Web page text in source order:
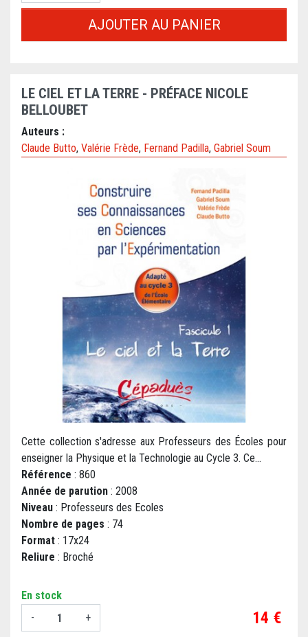
AJOUTER AU PANIER
LE CIEL ET LA TERRE - PRÉFACE NICOLE
BELLOUBET
Auteurs :
Claude Butto, Valérie Frède, Fernand Padilla, Gabriel Soum
Cette collection s'adresse aux Professeurs des Écoles pour
enseigner la Physique et la Technologie au Cycle 3. Ce...
Référence : 860
Année de parution : 2008
Niveau : Professeurs des Ecoles
Nombre de pages : 74
Format : 17x24
Reliure : Broché
En stock
-
+ Prix
14 €